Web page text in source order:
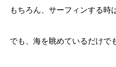
もちろん、サーフィンする時
でも、海を眺めているだけで